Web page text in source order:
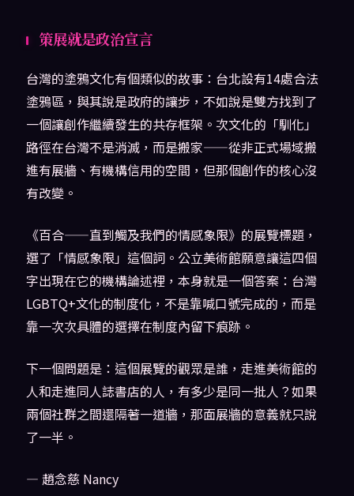
策展就是政治宣言
台灣的塗鴉文化有個類似的故事：台北設有14處合法
塗鴉區，與其說是政府的讓步，不如說是雙方找到了
一個讓創作繼續發生的共存框架。次文化的「馴化」
路徑在台灣不是消滅，而是搬家——從非正式場域搬
進有展牆、有機構信用的空間，但那個創作的核心沒
有改變。
《百合——直到觸及我們的情感象限》的展覽標題，
選了「情感象限」這個詞。公立美術館願意讓這四個
字出現在它的機構論述裡，本身就是一個答案：台灣
LGBTQ+文化的制度化，不是靠喊口號完成的，而是
靠一次次具體的選擇在制度內留下痕跡。
下一個問題是：這個展覽的觀眾是誰，走進美術館的
人和走進同人誌書店的人，有多少是同一批人？如果
兩個社群之間還隔著一道牆，那面展牆的意義就只說
了一半。
— 趙念慈 Nancy